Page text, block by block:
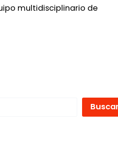
multidisciplinario de